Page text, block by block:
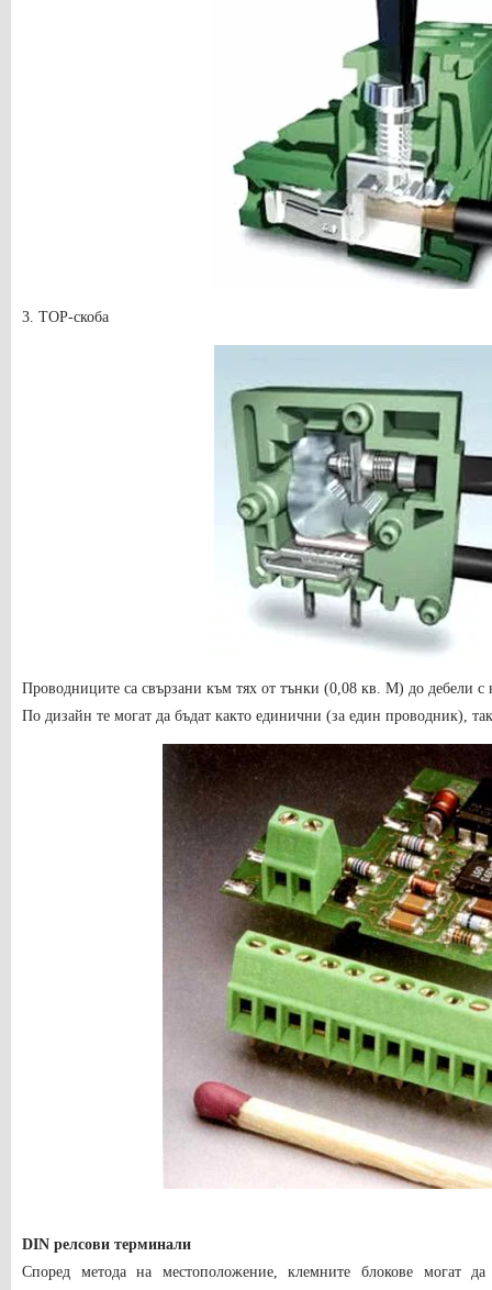
3. TOP-скоба
Проводниците са свързани към тях от тънки (0,08 кв. М) до дебели с
По дизайн те могат да бъдат както единични (за един проводник),
DIN релсови терминали
Според метода на местоположение, клемните блокове могат